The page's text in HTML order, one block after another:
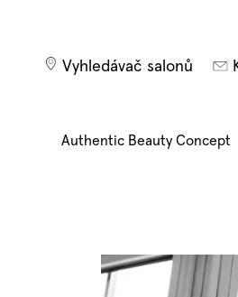
Vyhledávač salonů
Authentic Beauty Concept